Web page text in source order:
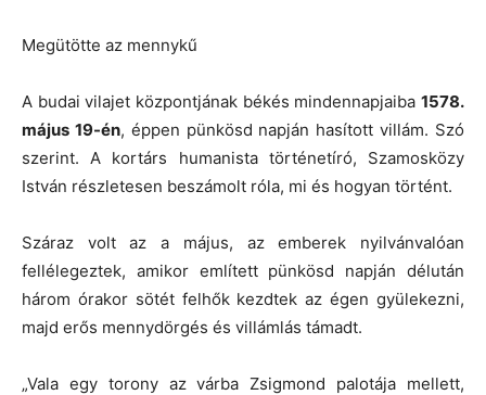
Megütötte az mennykű
A budai vilajet központjának békés mindennapjaiba 1578.
május 19-én, éppen pünkösd napján hasított villám. Szó
szerint. A kortárs humanista történetíró, Szamosközy
István részletesen beszámolt róla, mi és hogyan történt.
Száraz volt az a május, az emberek nyilvánvalóan
fellélegeztek, amikor említett pünkösd napján délután
három órakor sötét felhők kezdtek az égen gyülekezni,
majd erős mennydörgés és villámlás támadt.
„Vala egy torony az várba Zsigmond palotája mellett,